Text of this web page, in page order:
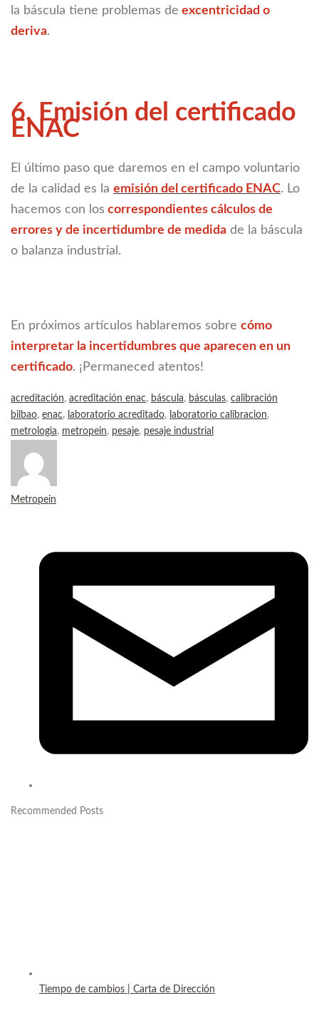
la báscula tiene problemas de excentricidad o
deriva.
6. Emisión del certificado
ENAC
El último paso que daremos en el campo voluntario
de la calidad es la emisión del certificado ENAC. Lo
hacemos con los correspondientes cálculos de
errores y de incertidumbre de medida de la báscula
o balanza industrial.
En próximos artículos hablaremos sobre cómo
interpretar la incertidumbres que aparecen en un
certificado. ¡Permaneced atentos!
acreditación, acreditación enac, báscula, básculas, calibración
bilbao, enac, laboratorio acreditado, laboratorio calibracion,
metrologia, metropein, pesaje, pesaje industrial
Metropein
Recommended Posts
Tiempo de cambios | Carta de Dirección